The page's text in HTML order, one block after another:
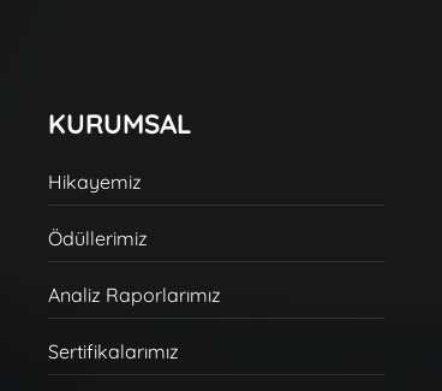
KURUMSAL
Hikayemiz
Ödüllerimiz
Analiz Raporlarımız
Sertifikalarımız